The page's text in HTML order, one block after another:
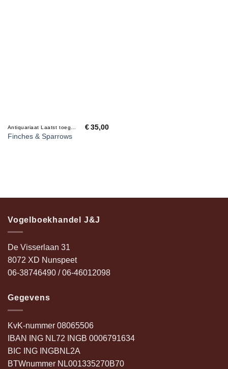
Finches & Sparrows
€ 35,00
Vogelboekhandel J&J
De Visserlaan 31
8072 XD Nunspeet
06-38746490 / 06-46012098
Gegevens
KvK-nummer 08065506
IBAN ING NL72 INGB 0006791634
BIC ING INGBNL2A
BTWnummer NL001335270B70